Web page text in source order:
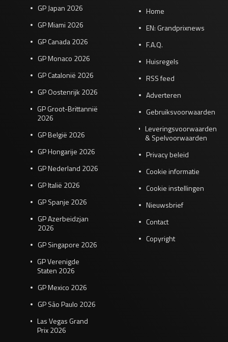
GP Japan 2026
GP Miami 2026
GP Canada 2026
GP Monaco 2026
GP Catalonië 2026
GP Oostenrijk 2026
GP Groot-Brittannië
2026
GP België 2026
GP Hongarije 2026
GP Nederland 2026
GP Italië 2026
GP Spanje 2026
GP Azerbeidzjan
2026
GP Singapore 2026
GP Verenigde
Staten 2026
GP Mexico 2026
GP São Paulo 2026
Las Vegas Grand
Prix 2026
Home
EN: Grandprixnews
F.A.Q.
Huisregels
RSS feed
Adverteren
Gebruiksvoorwaarden
Leveringsvoorwaarden
& Spelvoorwaarden
Privacy beleid
Cookie informatie
Cookie instellingen
Nieuwsbrief
Contact
Copyright